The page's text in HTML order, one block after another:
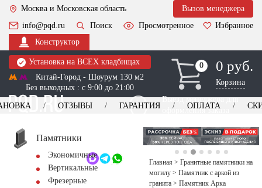
Москва и Московская область
Вызов менеджера
info@pqd.ru
Поиск Просмотренное
Избранное
Конструктор
Установка на ВСЕХ кладбищах
Китай-Город - Шоурум 130 м2
Без выходных : с 9:00 до 21:00
0
0 0 руб.
Корзина
Выезд менеджера для
оформления заказа
+7 (495) 518-44-23
Обратный звонок
ОТЗЫВЫ ГАРАНТИЯ ОПЛАТА
Памятники
Экономичные
Вертикальные
Фрезерные
Главная > Гранитные памятники на
могилу > Памятник с аркой из
гранита > Памятник Арка